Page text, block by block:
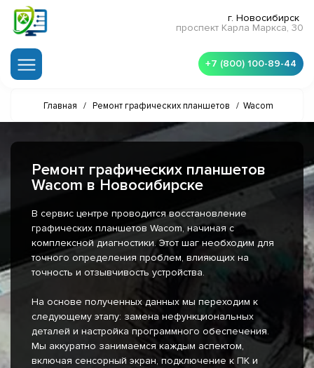
г. Новосибирск
проспект Карла Маркса, 30
+7 (800) 100-89-44
Главная / Ремонт графических планшетов / Wacom
Ремонт графических планшетов
Wacom в Новосибирске
В сервис центре проводится восстановление
графических планшетов Wacom, начиная с
комплексной диагностики. Этот шаг необходим для
точного определения проблем, влияющих на
точность и отзывчивость устройства.
На основе полученных данных мы переходим к
следующему этапу: замена нефункциональных
деталей и настройка программного обеспечения.
Мы аккуратно занимаемся каждым аспектом,
включая сенсорный экран, подключение к ПК и